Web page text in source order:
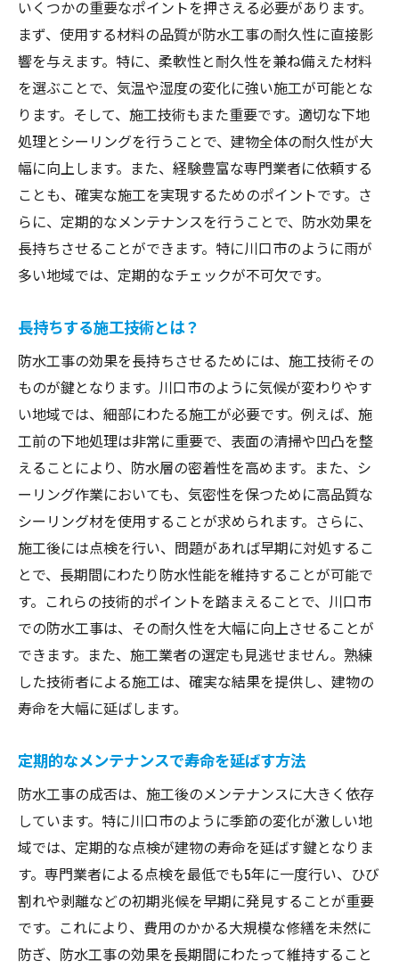
いくつかの重要なポイントを押さえる必要があります。
まず、使用する材料の品質が防水工事の耐久性に直接影
響を与えます。特に、柔軟性と耐久性を兼ね備えた材料
を選ぶことで、気温や湿度の変化に強い施工が可能とな
ります。そして、施工技術もまた重要です。適切な下地
処理とシーリングを行うことで、建物全体の耐久性が大
幅に向上します。また、経験豊富な専門業者に依頼する
ことも、確実な施工を実現するためのポイントです。さ
らに、定期的なメンテナンスを行うことで、防水効果を
長持ちさせることができます。特に川口市のように雨が
多い地域では、定期的なチェックが不可欠です。
長持ちする施工技術とは？
防水工事の効果を長持ちさせるためには、施工技術その
ものが鍵となります。川口市のように気候が変わりやす
い地域では、細部にわたる施工が必要です。例えば、施
工前の下地処理は非常に重要で、表面の清掃や凹凸を整
えることにより、防水層の密着性を高めます。また、シ
ーリング作業においても、気密性を保つために高品質な
シーリング材を使用することが求められます。さらに、
施工後には点検を行い、問題があれば早期に対処するこ
とで、長期間にわたり防水性能を維持することが可能で
す。これらの技術的ポイントを踏まえることで、川口市
での防水工事は、その耐久性を大幅に向上させることが
できます。また、施工業者の選定も見逃せません。熟練
した技術者による施工は、確実な結果を提供し、建物の
寿命を大幅に延ばします。
定期的なメンテナンスで寿命を延ばす方法
防水工事の成否は、施工後のメンテナンスに大きく依存
しています。特に川口市のように季節の変化が激しい地
域では、定期的な点検が建物の寿命を延ばす鍵となりま
す。専門業者による点検を最低でも5年に一度行い、ひび
割れや剥離などの初期兆候を早期に発見することが重要
です。これにより、費用のかかる大規模な修繕を未然に
防ぎ、防水工事の効果を長期間にわたって維持すること